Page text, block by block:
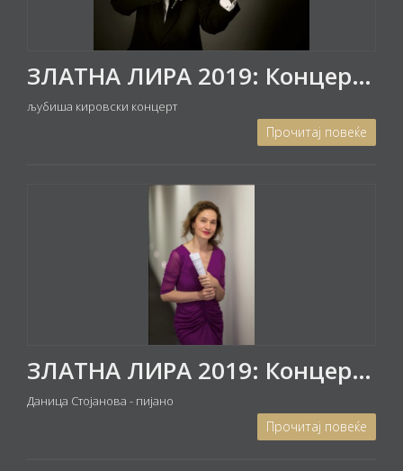
ЗЛАТНА ЛИРА 2019: Концерт на Љубиша Кировски
љубиша кировски концерт
Прочитај повеќе
ЗЛАТНА ЛИРА 2019: Концерт на Даница Стојанова - пијано
Даница Стојанова - пијано
Прочитај повеќе